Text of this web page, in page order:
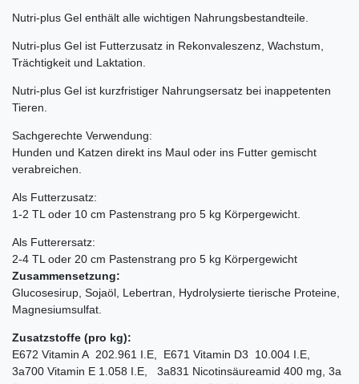
Nutri-plus Gel enthält alle wichtigen Nahrungsbestandteile.
Nutri-plus Gel ist Futterzusatz in Rekonvaleszenz, Wachstum,
Trächtigkeit und Laktation.
Nutri-plus Gel ist kurzfristiger Nahrungsersatz bei inappetenten
Tieren.
Sachgerechte Verwendung:
Hunden und Katzen direkt ins Maul oder ins Futter gemischt
verabreichen.
Als Futterzusatz:
1-2 TL oder 10 cm Pastenstrang pro 5 kg Körpergewicht.
Als Futterersatz:
2-4 TL oder 20 cm Pastenstrang pro 5 kg Körpergewicht
Zusammensetzung:
Glucosesirup, Sojaöl, Lebertran, Hydrolysierte tierische Proteine,
Magnesiumsulfat.
Zusatzstoffe (pro kg):
E672 Vitamin A 202.961 I.E, E671 Vitamin D3 10.004 I.E,
3a700 Vitamin E 1.058 I.E, 3a831 Nicotinsäureamid 400 mg, 3a